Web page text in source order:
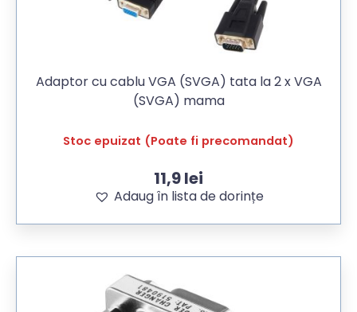
Adaptor cu cablu VGA (SVGA) tata la 2 x VGA
(SVGA) mama
Stoc epuizat (Poate fi precomandat)
11,9lei
Adaug în lista de dorințe